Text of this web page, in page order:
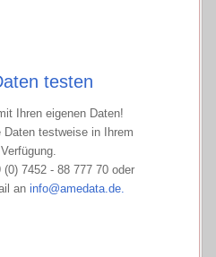
testen
Ihren eigenen Daten!
testweise in Ihrem
7452 - 88 777 70 oder
an info@amedata.de.